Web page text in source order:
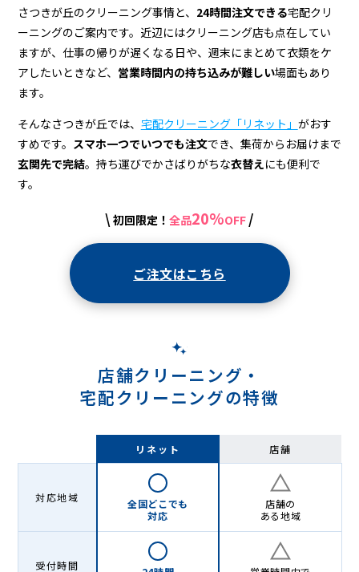
店
＆
宅
配
ク
リ
ー
さつきが丘のクリーニング事情と、 24時間注文できる宅配クリ
ーニングのご案内です。近辺にはクリーニング店も点在してい
ますが、仕事の帰りが遅くなる日や、週末にまとめて衣類をケ
アしたいときなど、 営業時間内の持ち込みが難しい場面もあり
ます。
そんなさつきが丘では、 宅配クリーニング「リネット」 がおす
すめです。 スマホ一つでいつでも注文でき、集荷からお届けまで
玄関先で完結。持ち運びでかさばりがちな衣替えにも便利で
す。
\ 初回限定！ 全品20%OFF /
ご注文はこちら
店舗クリーニング・
宅配クリーニングの特徴
リネット 店舗
対応地域
全国どこでも
対応
店舗の
ある地域
受付時間